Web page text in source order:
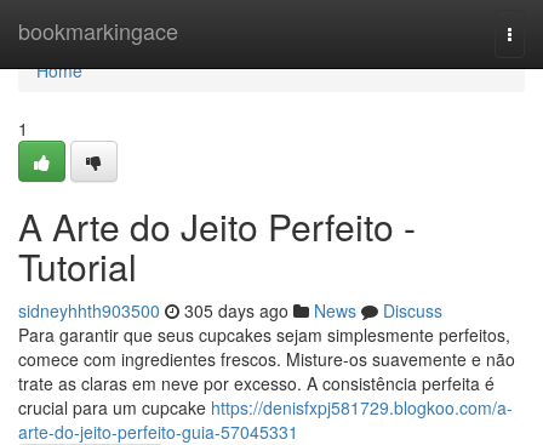
bookmarkingace
Home
Home
1
A Arte do Jeito Perfeito -
Tutorial
sidneyhhth903500 305 days ago News
Discuss
Para garantir que seus cupcakes sejam simplesmente perfeitos,
comece com ingredientes frescos. Misture-os suavemente e não
trate as claras em neve por excesso. A consistência perfeita é
crucial para um cupcake https://denisfxpj581729.blogkoo.com/a-
arte-do-jeito-perfeito-guia-57045331